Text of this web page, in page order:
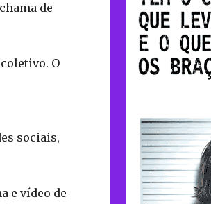
de
O
sociais,
e vídeo de